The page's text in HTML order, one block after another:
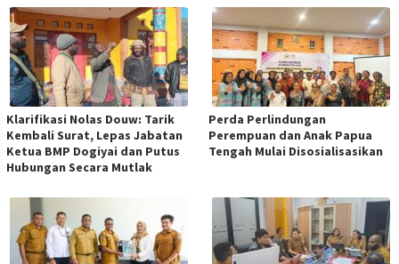
Klarifikasi Nolas Douw: Tarik
Kembali Surat, Lepas Jabatan
Ketua BMP Dogiyai dan Putus
Hubungan Secara Mutlak
Perda Perlindungan
Perempuan dan Anak Papua
Tengah Mulai Disosialisasikan